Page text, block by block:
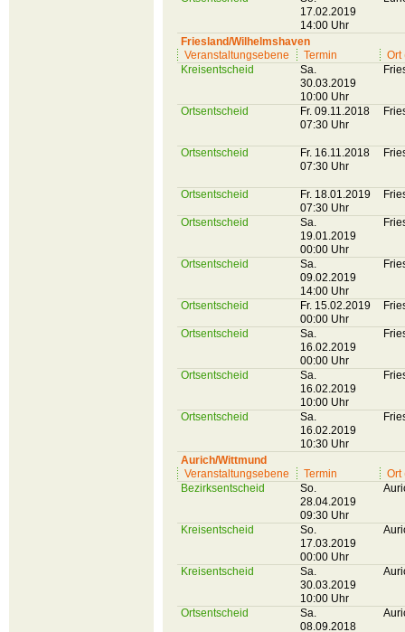
17.02.2019
14:00 Uhr
Friesland/Wilhelmshaven
Veranstaltungsebene
Termin
Ort
Kreisentscheid
Sa.
30.03.2019
10:00 Uhr
Ortsentscheid
Fr. 09.11.2018
07:30 Uhr
Ortsentscheid
Fr. 16.11.2018
07:30 Uhr
Ortsentscheid
Fr. 18.01.2019
07:30 Uhr
Ortsentscheid
Sa.
19.01.2019
00:00 Uhr
Ortsentscheid
Sa.
09.02.2019
14:00 Uhr
Ortsentscheid
Fr. 15.02.2019
00:00 Uhr
Ortsentscheid
Sa.
16.02.2019
00:00 Uhr
Ortsentscheid
Sa.
16.02.2019
10:00 Uhr
Ortsentscheid
Sa.
16.02.2019
10:30 Uhr
Aurich/Wittmund
Veranstaltungsebene
Termin
Ort
Bezirksentscheid
So.
28.04.2019
09:30 Uhr
Kreisentscheid
So.
17.03.2019
00:00 Uhr
Kreisentscheid
Sa.
30.03.2019
10:00 Uhr
Ortsentscheid
Sa.
08.09.2018